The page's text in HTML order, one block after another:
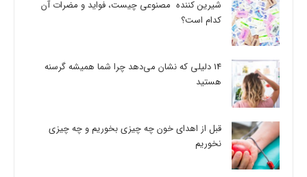
شیرین کننده مصنوعی چیست، فواید و مضرات آن
کدام است؟
14 دلیلی که نشان می‌دهد چرا شما همیشه گرسنه
هستید
قبل از اهدای خون چه چیزی بخوریم و چه چیزی
نخوریم